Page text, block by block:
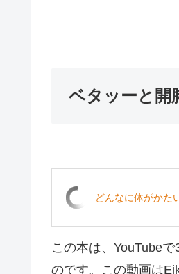
ベタッーと開
どんなに体がかた
この本は、YouTube
のです。この動画は